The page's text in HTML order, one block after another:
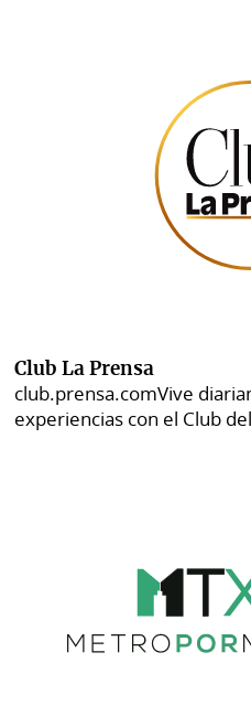
Club La Prensa
club.prensa.comVive
experiencias con el Club